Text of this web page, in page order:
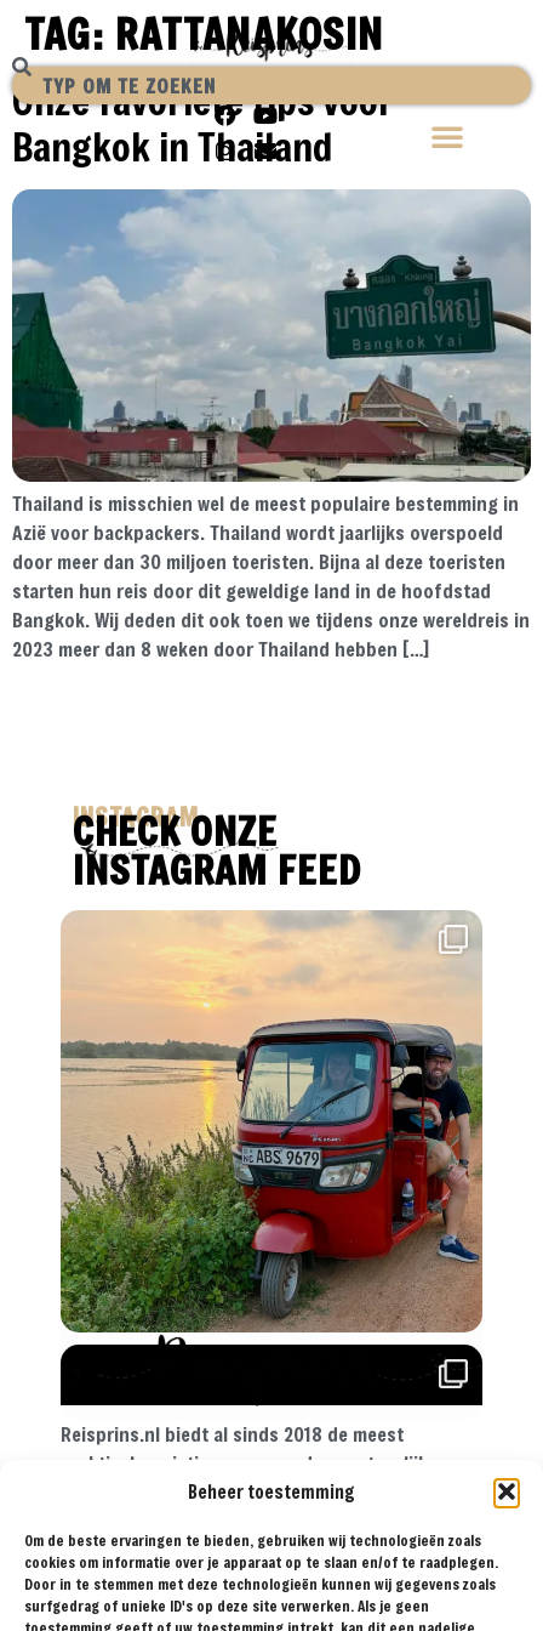
Beheer toestemming
Om de beste ervaringen te bieden, gebruiken wij technologieën zoals
cookies om informatie over je apparaat op te slaan en/of te raadplegen.
Door in te stemmen met deze technologieën kunnen wij gegevens zoals
surfgedrag of unieke ID's op deze site verwerken. Als je geen
TAG: RATTANAKOSIN
Onze favoriete tips voor
Bangkok in Thailand
Thailand is misschien wel de meest populaire bestemming in
Azië voor backpackers. Thailand wordt jaarlijks overspoeld
door meer dan 30 miljoen toeristen. Bijna al deze toeristen
starten hun reis door dit geweldige land in de hoofdstad
Bangkok. Wij deden dit ook toen we tijdens onze wereldreis in
2023 meer dan 8 weken door Thailand hebben […]
INSTAGRAM
CHECK ONZE
INSTAGRAM FEED
Reisprins.nl biedt al sinds 2018 de meest
praktische reistips aan voor de avontuurlijke
reiziger. Met onze tips, reisroutes en
BESTEMMINGEN
TIPSREISVERSLAGEN
OVER SAMENWERKEN